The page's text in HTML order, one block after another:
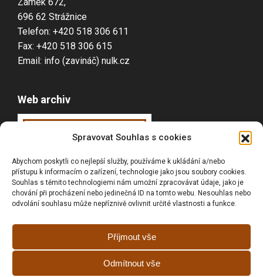
Spravovat Souhlas s cookies
Abychom poskytli co nejlepší služby, používáme k ukládání a/nebo
přístupu k informacím o zařízení, technologie jako jsou soubory cookies.
Souhlas s těmito technologiemi nám umožní zpracovávat údaje, jako je
chování při procházení nebo jedinečná ID na tomto webu. Nesouhlas nebo
odvolání souhlasu může nepříznivě ovlivnit určité vlastnosti a funkce.
Příjmout vše
Odmítnout vše
696 62 Strážnice
Telefon: +420 518 306 611
Fax: +420 518 306 615
Email: info (zavináč) nulk.cz
Web archiv
Webarchivováno
ČR
Vyhledávání